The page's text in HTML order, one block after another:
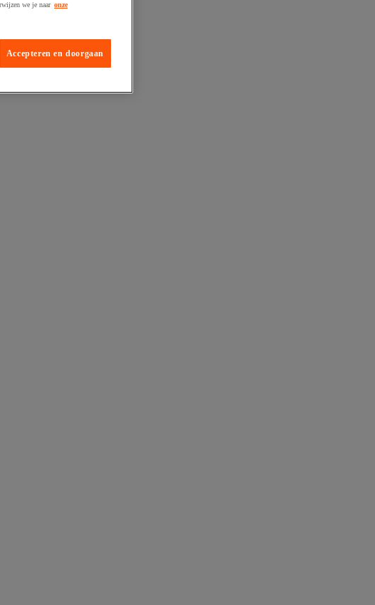
we je naar onze
Accepteren en doorgaan